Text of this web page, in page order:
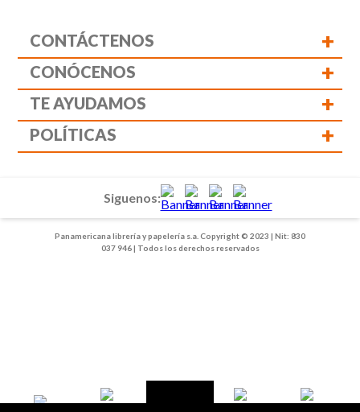
CONTÁCTENOS +
CONÓCENOS +
TE AYUDAMOS +
POLÍTICAS +
Panamericana librería y papelería s.a. Copyright © 2023 | Nit: 830
037 946 | Todos los derechos reservados
Siguenos: